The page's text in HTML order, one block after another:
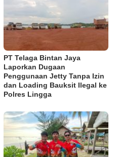
PT Telaga Bintan Jaya
Laporkan Dugaan
Penggunaan Jetty Tanpa Izin
dan Loading Bauksit Ilegal ke
Polres Lingga